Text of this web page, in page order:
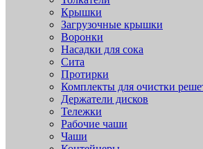
Крышки
Загрузочные крышки
Воронки
Насадки для сока
Сита
Протирки
Комплекты для очистки
Держатели дисков
Тележки
Рабочие чаши
Чаши